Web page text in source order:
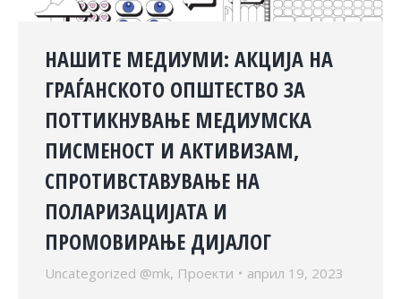
НАШИТЕ МЕДИУМИ: АКЦИЈА НА
ГРАЃАНСКОТО ОПШТЕСТВО ЗА
ПОТТИКНУВАЊЕ МЕДИУМСКА
ПИСМЕНОСТ И АКТИВИЗАМ,
СПРОТИВСТАВУВАЊЕ НА
ПОЛАРИЗАЦИЈАТА И
ПРОМОВИРАЊЕ ДИЈАЛОГ
Uncategorized @mk, Проекти април 19, 2023